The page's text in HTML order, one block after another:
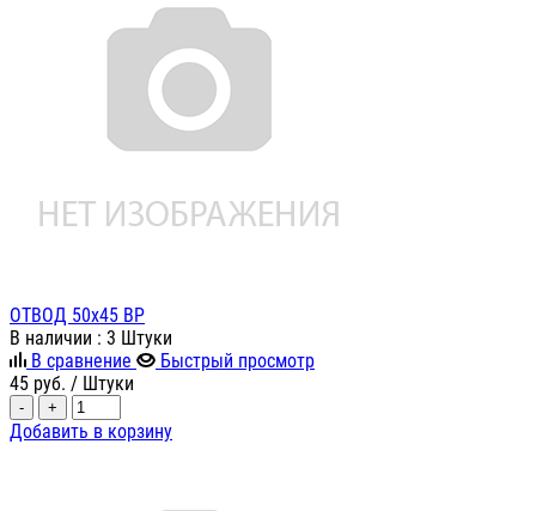
ОТВОД 50х45 ВР
В наличии : 3 Штуки
В сравнение
Быстрый просмотр
45 руб. / Штуки
- +
Добавить в корзину